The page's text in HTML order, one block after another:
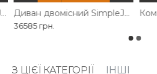
Крісло реклайнер SimpleJoy Ashley Диван двомісний SimpleJoy Ashley
36585 грн.
З ЦІЄЇ КАТЕГОРІЇ ІНШІ